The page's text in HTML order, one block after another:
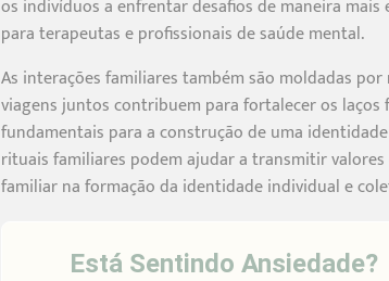
os indivíduos a enfrentar desafios de maneira
para terapeutas e profissionais de saúde mental.
As interações familiares também são moldadas
viagens juntos contribuem para fortalecer os laços
fundamentais para a construção de uma
rituais familiares podem ajudar a transmitir
familiar na formação da identidade individual e
Está Sentindo Ansiedade?